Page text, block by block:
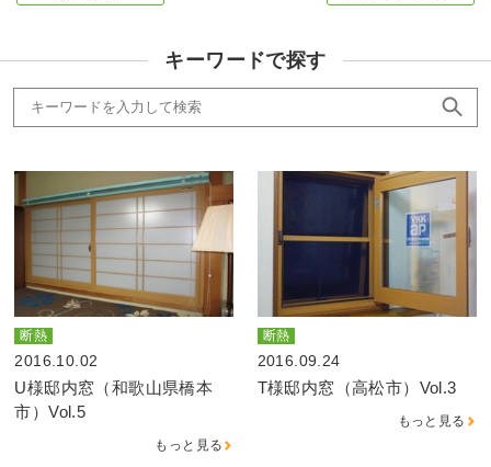
キーワードで探す
断熱
2016.10.02
U様邸内窓（和歌山県橋本
市）Vol.5
もっと見る
断熱
2016.09.24
T様邸内窓（高松市）Vol.3
もっと見る